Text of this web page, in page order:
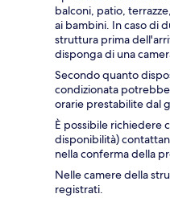
balconi, patio,
ai bambini. In caso di
struttura prima
disponga di una
Secondo quanto
condizionata
orarie prestabilite dal
È possibile richiedere
disponibilità)
nella conferma della
Nelle camere della
registrati.